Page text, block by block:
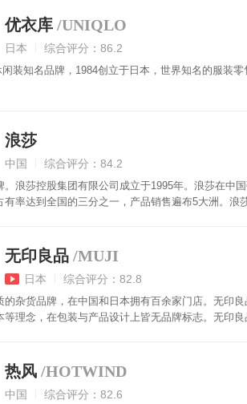
优衣库 /UNIQLO
日本 综合评分：86.2
装知名品牌，1984创立于日本，世界知名的服装
浪莎
中国 综合评分：84.2
。浪莎控股集团有限公司成立于1995年。浪莎在中
有率达到全国的三分之一，产品销售遍布5大洲。
无印良品 /MUJI
日本 综合评分：82.8
的杂货品牌，在中国和日本拥有百余家门店。无印
等理念，在包装与产品设计上皆无品牌标志。无印
热风 /HOTWIND
中国 综合评分：82.6